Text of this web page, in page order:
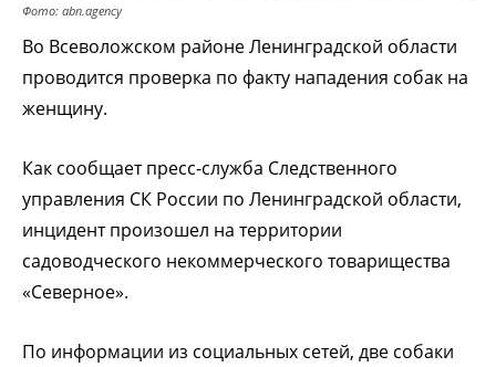
Фото: abn.agency
Во Всеволожском районе Ленинградской области
проводится проверка по факту нападения собак на
женщину.
Как сообщает пресс-служба Следственного
управления СК России по Ленинградской области,
инцидент произошел на территории
садоводческого некоммерческого товарищества
«Северное».
По информации из социальных сетей, две собаки